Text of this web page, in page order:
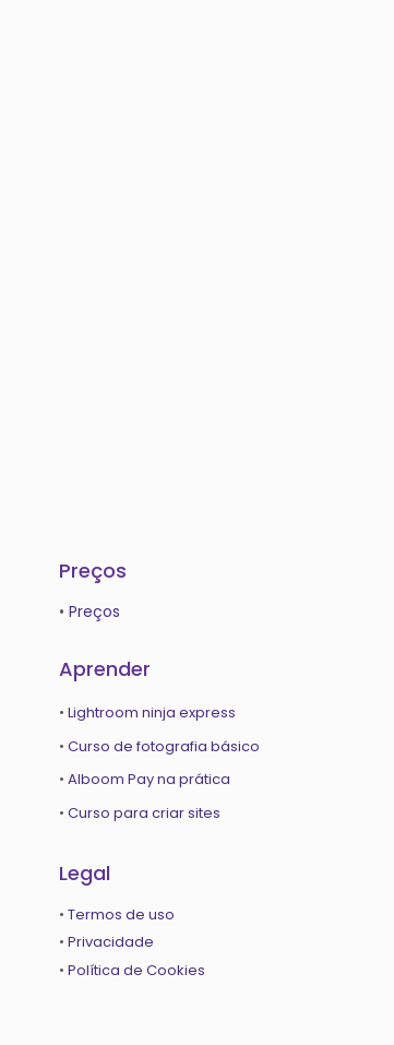
Preços
• Preços
Aprender
• Lightroom ninja express
• Curso de fotografia básico
• Alboom Pay na prática
• Curso para criar sites
Legal
• Termos de uso
• Privacidade
• Política de Cookies